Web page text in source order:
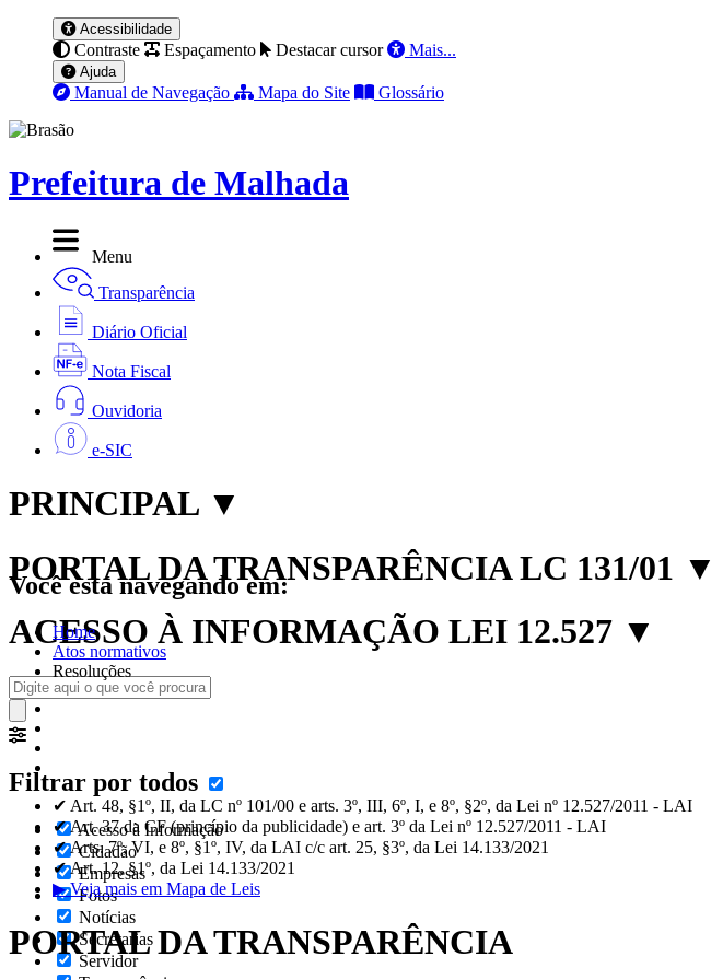
Acessibilidade
Contraste Espaçamento Destacar cursor Mais...
Ajuda
Manual de Navegação Mapa do Site Glossário
Prefeitura de Malhada
Menu
Transparência
Diário Oficial
Nota Fiscal
Ouvidoria
e-SIC
PRINCIPAL ▼
PORTAL DA TRANSPARÊNCIA LC 131/01 ▼
ACESSO À INFORMAÇÃO LEI 12.527 ▼
Filtrar por todos
Acesso à Informação
Cidadão
Empresas
Fotos
Notícias
Secretarias
Servidor
Você está navegando em:
Home
Atos normativos
Resoluções
✔ Art. 48, §1º, II, da LC nº 101/00 e arts. 3º, III, 6º, I, e 8º, §2º, da Lei nº 12.527/2011 - LAI
✔ Art. 37 da CF (princípio da publicidade) e art. 3º da Lei nº 12.527/2011 - LAI
✔ Arts. 7º, VI, e 8º, §1º, IV, da LAI c/c art. 25, §3º, da Lei 14.133/2021
✔ Art. 12, §1º, da Lei 14.133/2021
▶ Veja mais em Mapa de Leis
PORTAL DA TRANSPARÊNCIA